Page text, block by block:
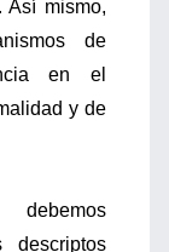
Así mismo,
de
en el
y de
debemos
descriptos